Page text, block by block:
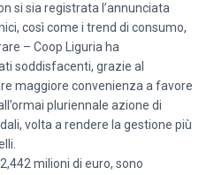
si sia registrata l’annunciata
così come i trend di consumo,
– Coop Liguria ha
soddisfacenti, grazie al
maggiore convenienza a favore
pluriennale azione di
volta a rendere la gestione più
milioni di euro, sono